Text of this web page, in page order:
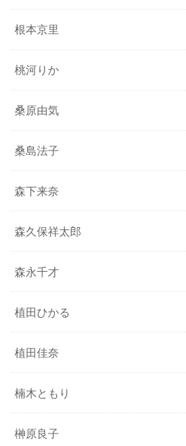
根本京里
桃河りか
桑原由気
桑島法子
森下来奈
森久保祥太郎
森永千才
植田ひかる
植田佳奈
楠木ともり
榊原良子